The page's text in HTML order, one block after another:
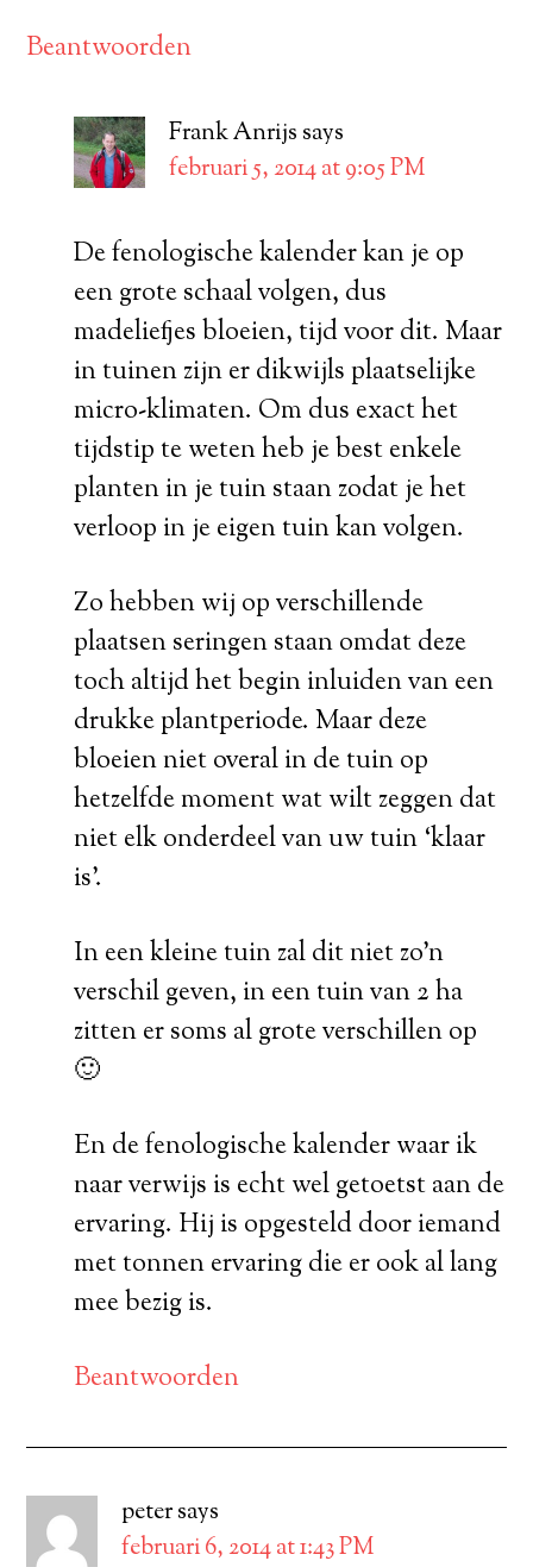
Beantwoorden
Frank Anrijs says
februari 5, 2014 at 9:05 PM
De fenologische kalender kan je op
een grote schaal volgen, dus
madeliefjes bloeien, tijd voor dit. Maar
in tuinen zijn er dikwijls plaatselijke
micro-klimaten. Om dus exact het
tijdstip te weten heb je best enkele
planten in je tuin staan zodat je het
verloop in je eigen tuin kan volgen.
Zo hebben wij op verschillende
plaatsen seringen staan omdat deze
toch altijd het begin inluiden van een
drukke plantperiode. Maar deze
bloeien niet overal in de tuin op
hetzelfde moment wat wilt zeggen dat
niet elk onderdeel van uw tuin ‘klaar
is’.
In een kleine tuin zal dit niet zo’n
verschil geven, in een tuin van 2 ha
zitten er soms al grote verschillen op
🙂
En de fenologische kalender waar ik
naar verwijs is echt wel getoetst aan de
ervaring. Hij is opgesteld door iemand
met tonnen ervaring die er ook al lang
mee bezig is.
Beantwoorden
petersays
februari 6, 2014 at 1:43 PM